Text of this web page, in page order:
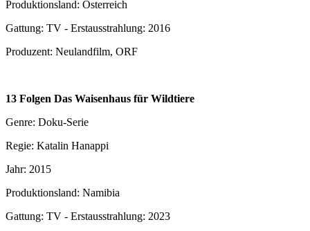
Produktionsland: Österreich
Gattung: TV - Erstausstrahlung: 2016
Produzent: Neulandfilm, ORF
13 Folgen Das Waisenhaus für Wildtiere
Genre: Doku-Serie
Regie: Katalin Hanappi
Jahr: 2015
Produktionsland: Namibia
Gattung: TV - Erstausstrahlung: 2023